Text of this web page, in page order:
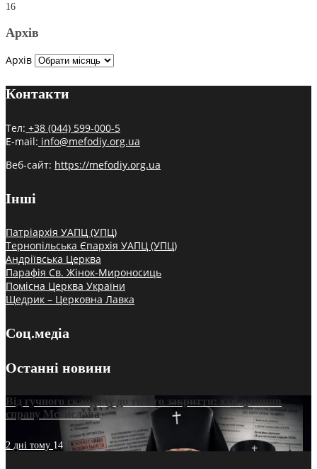
16
Архів
Архів
Контакти
Тел: +38 (044) 599-000-5
E-mail: info@mefodiy.org.ua
Веб-сайт: https://mefodiy.org.ua
Інші
Патріархія УАПЦ (УПЦ)
Тернопільська Єпархія УАПЦ (УПЦ)
Андріївська Церква
Парафія Св. Жінок-Мироносиць
Помісна Церква України
Щедрик – Церковна Лавка
Соц.медіа
Останні новини
Від гучного скандалу до тихого закриття: хто зупинив
справу Мстислава
2 дні тому 14